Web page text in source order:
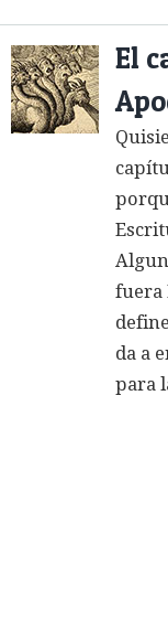
El
fuera
da a
para